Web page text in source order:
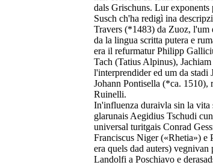
dals Grischuns. Lur
Susch ch'ha redigì ina
Travers (*1483) da Zuoz, l'um
da la lingua scritta putera e
era il refurmatur Philipp
Tach (Tatius Alpinus),
l'interprendider ed um da stadi
Johann Pontisella (*ca. 1510),
Ruinelli.
In'influenza duraivla sin la vita
glarunais Aegidius Tschudi
universal turitgais Conrad
Franciscus Niger («Rhetia») e
era quels dad auters)
Landolfi a Poschiavo e